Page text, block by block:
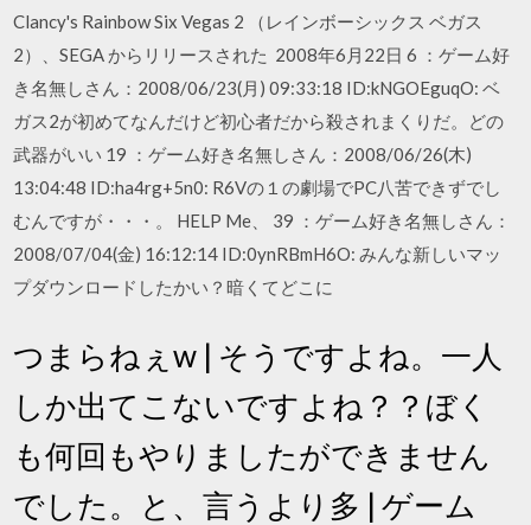
Clancy's Rainbow Six Vegas 2 （レインボーシックス ベガス
2）、SEGA からリリースされた 2008年6月22日 6 ：ゲーム好
き名無しさん：2008/06/23(月) 09:33:18 ID:kNGOEguqO: ベ
ガス2が初めてなんだけど初心者だから殺されまくりだ。どの
武器がいい 19 ：ゲーム好き名無しさん：2008/06/26(木)
13:04:48 ID:ha4rg+5n0: R6Vの１の劇場でPC八苦できずでし
むんですが・・・。 HELP Me、 39 ：ゲーム好き名無しさん：
2008/07/04(金) 16:12:14 ID:0ynRBmH6O: みんな新しいマッ
プダウンロードしたかい？暗くてどこに
つまらねぇw | そうですよね。一人
しか出てこないですよね？？ぼく
も何回もやりましたができません
でした。と、言うより多 | ゲーム